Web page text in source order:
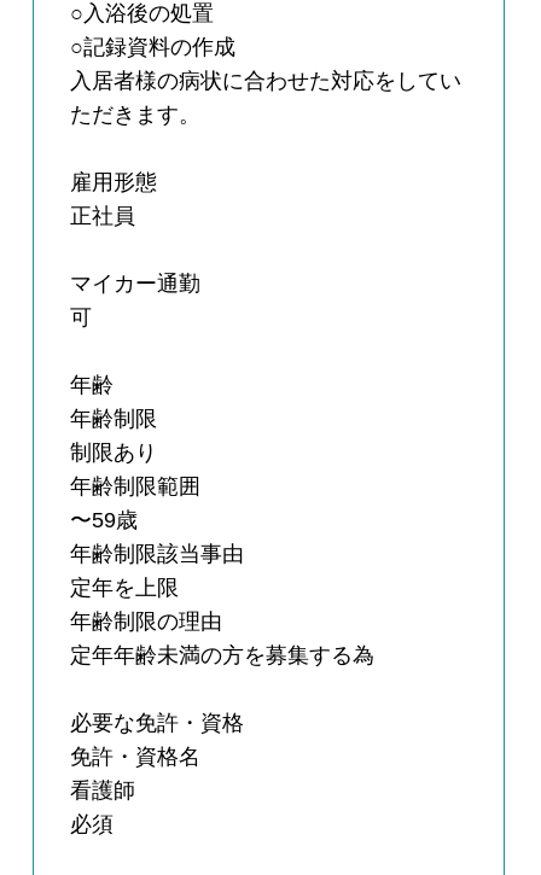
○入浴後の処置
○記録資料の作成
入居者様の病状に合わせた対応をしてい
ただきます。
雇用形態
正社員
マイカー通勤
可
年齢
年齢制限
制限あり
年齢制限範囲
〜59歳
年齢制限該当事由
定年を上限
年齢制限の理由
定年年齢未満の方を募集する為
必要な免許・資格
免許・資格名
看護師
必須